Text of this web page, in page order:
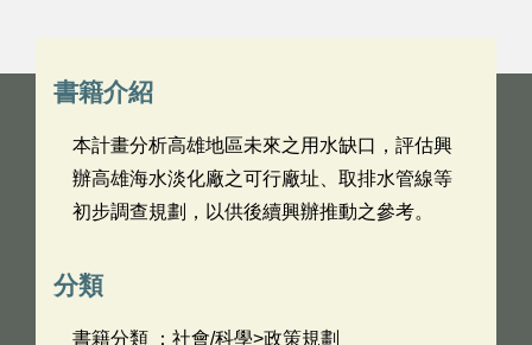
書籍介紹
本計畫分析高雄地區未來之用水缺口，評估興
辦高雄海水淡化廠之可行廠址、取排水管線等
初步調查規劃，以供後續興辦推動之參考。
分類
書籍分類 ：社會/科學>政策規劃